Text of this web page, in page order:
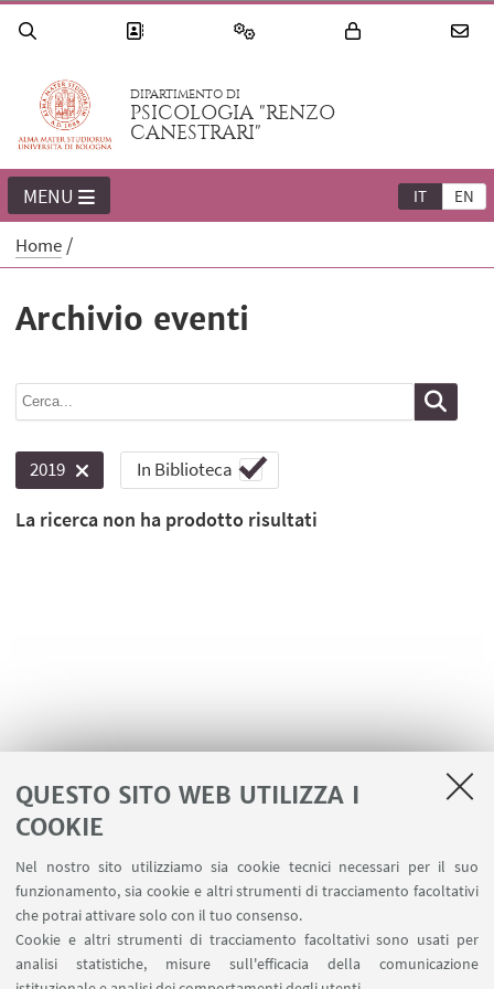
QUESTO SITO WEB UTILIZZA I
COOKIE
Nel nostro sito utilizziamo sia cookie tecnici necessari per il suo
funzionamento, sia cookie e altri strumenti di tracciamento facoltativi
che potrai attivare solo con il tuo consenso.
Cookie e altri strumenti di tracciamento facoltativi sono usati per
analisi statistiche, misure sull'efficacia della comunicazione
DIPARTIMENTO DI
PSICOLOGIA "RENZO
CANESTRARI"
IT EN
MENU
Home
Archivio eventi
2019 In Biblioteca
La ricerca non ha prodotto risultati
Area riservata - Spazi virtuali
Contatti
SEGUI IL DIPARTIMENTO SU: